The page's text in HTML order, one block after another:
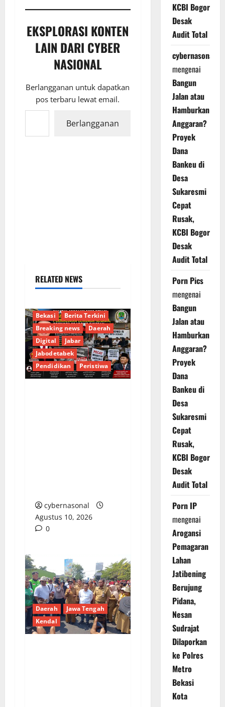
EKSPLORASI KONTEN
LAIN DARI CYBER
NASIONAL
Berlangganan untuk dapatkan
pos terbaru lewat email.
Ketikkan email Anda...
Berlangganan
RELATED NEWS
Bekasi
Berita Terkini
Breaking news
Daerah
Digital
Jabar
Jabodetabek
Pendidikan
Peristiwa
cybernasonal
Agustus 10, 2026
0
Daerah
Jawa Tengah
Kendal
KCBI Bogor
Desak
Audit Total
cybernasonal
mengenai
Bangun
Jalan atau
Hamburkan
Anggaran?
Proyek
Dana
Bankeu di
Desa
Sukaresmi
Cepat
Rusak,
KCBI Bogor
Desak
Audit Total
Porn Pics
mengenai
Bangun
Jalan atau
Hamburkan
Anggaran?
Proyek
Dana
Bankeu di
Desa
Sukaresmi
Cepat
Rusak,
KCBI Bogor
Desak
Audit Total
Porn IP
mengenai
Arogansi
Pemagaran
Lahan
Jatibening
Berujung
Pidana,
Nesan
Sudrajat
Dilaporkan
ke Polres
Metro
Bekasi
Kota